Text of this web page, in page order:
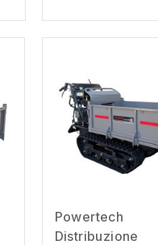
Powertech
Distribuzione